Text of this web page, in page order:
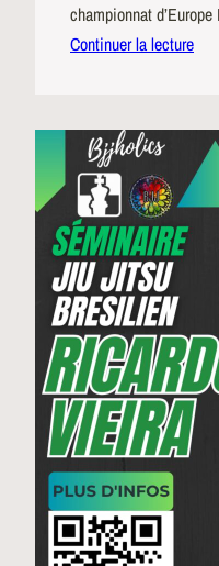
championnat
Continuer la lecture